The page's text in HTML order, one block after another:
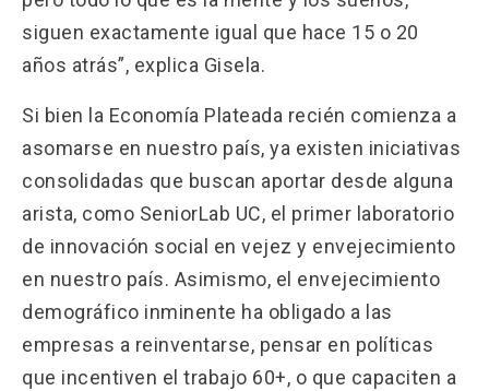
siguen exactamente igual que hace 15 o 20
años atrás”, explica Gisela.
Si bien la Economía Plateada recién comienza a
asomarse en nuestro país, ya existen iniciativas
consolidadas que buscan aportar desde alguna
arista, como SeniorLab UC, el primer laboratorio
de innovación social en vejez y envejecimiento
en nuestro país. Asimismo, el envejecimiento
demográfico inminente ha obligado a las
empresas a reinventarse, pensar en políticas
que incentiven el trabajo 60+, o que capaciten a